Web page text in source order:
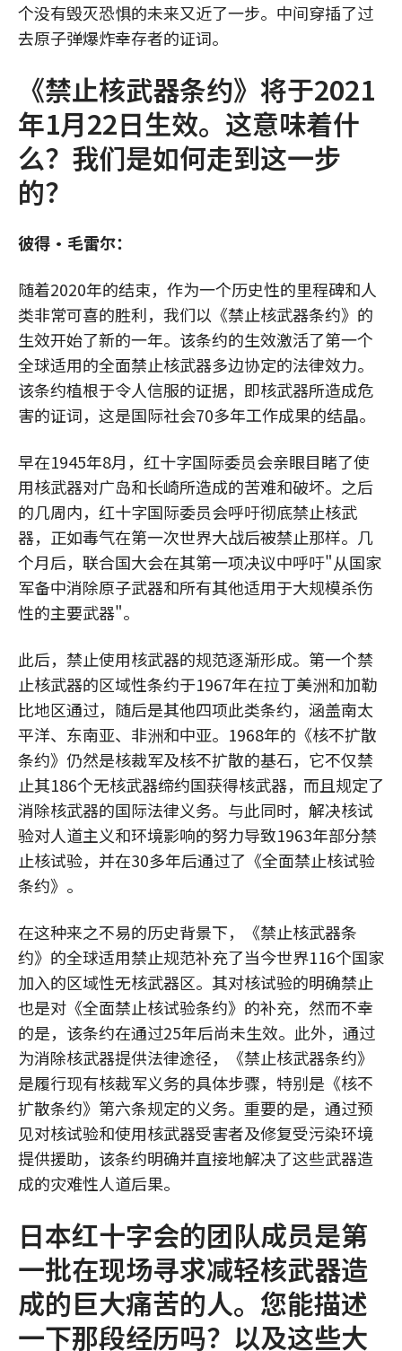
个没有毁灭恐惧的未来又近了一步。中间穿插了过
去原子弹爆炸幸存者的证词。
《禁止核武器条约》将于2021
年1月22日生效。这意味着什
么？我们是如何走到这一步
的？
彼得•毛雷尔：
随着2020年的结束，作为一个历史性的里程碑和人
类非常可喜的胜利，我们以《禁止核武器条约》的
生效开始了新的一年。该条约的生效激活了第一个
全球适用的全面禁止核武器多边协定的法律效力。
该条约植根于令人信服的证据，即核武器所造成危
害的证词，这是国际社会70多年工作成果的结晶。
早在1945年8月，红十字国际委员会亲眼目睹了使
用核武器对广岛和长崎所造成的苦难和破坏。之后
的几周内，红十字国际委员会呼吁彻底禁止核武
器，正如毒气在第一次世界大战后被禁止那样。几
个月后，联合国大会在其第一项决议中呼吁"从国家
军备中消除原子武器和所有其他适用于大规模杀伤
性的主要武器"。
此后，禁止使用核武器的规范逐渐形成。第一个禁
止核武器的区域性条约于1967年在拉丁美洲和加勒
比地区通过，随后是其他四项此类条约，涵盖南太
平洋、东南亚、非洲和中亚。1968年的《核不扩散
条约》仍然是核裁军及核不扩散的基石，它不仅禁
止其186个无核武器缔约国获得核武器，而且规定了
消除核武器的国际法律义务。与此同时，解决核试
验对人道主义和环境影响的努力导致1963年部分禁
止核试验，并在30多年后通过了《全面禁止核试验
条约》。
在这种来之不易的历史背景下，《禁止核武器条
约》的全球适用禁止规范补充了当今世界116个国家
加入的区域性无核武器区。其对核试验的明确禁止
也是对《全面禁止核试验条约》的补充，然而不幸
的是，该条约在通过25年后尚未生效。此外，通过
为消除核武器提供法律途径，《禁止核武器条约》
是履行现有核裁军义务的具体步骤，特别是《核不
扩散条约》第六条规定的义务。重要的是，通过预
见对核试验和使用核武器受害者及修复受污染环境
提供援助，该条约明确并直接地解决了这些武器造
成的灾难性人道后果。
日本红十字会的团队成员是第
一批在现场寻求减轻核武器造
成的巨大痛苦的人。您能描述
一下那段经历吗？以及这些大